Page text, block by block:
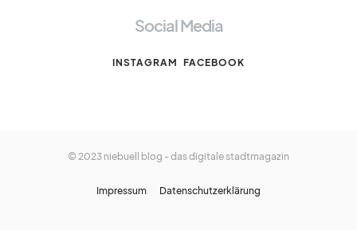
Social Media
INSTAGRAM FACEBOOK
© 2023 niebuell blog - das digitale stadtmagazin
Impressum Datenschutzerklärung